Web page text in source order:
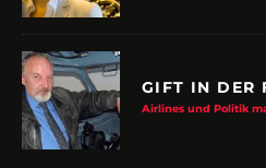
GIFT IN DER
Airlines und Politik